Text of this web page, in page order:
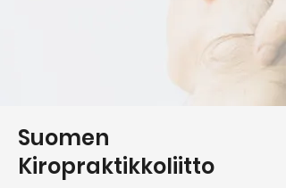
Suomen
Kiropraktikkoliitto